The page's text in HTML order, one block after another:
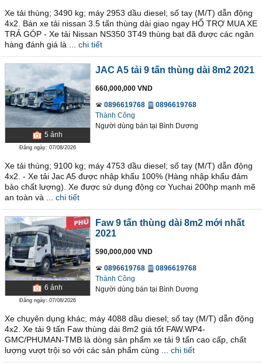
Xe tải thùng; 3490 kg; máy 2953 dầu diesel; số tay (M/T) dẫn động
4x2. Bán xe tải nissan 3.5 tấn thùng dài giao ngay HỔ TRỢ MUA XE
TRẢ GÓP - Xe tải Nissan NS350 3T49 thùng bạt đã được các ngân
hàng đánh giá là ...
chi tiết
5 ảnh
Đăng ngày: 07/08/2026
JAC A5 tải 9 tấn thùng dài 8m2 2021
660,000,000 VND
0896619768
0896619768
Thành Công
Người dùng bán tại Bình Dương
Xe tải thùng; 9100 kg; máy 4753 dầu diesel; số tay (M/T) dẫn động
4x2. - Xe tải Jac A5 được nhập khẩu 100% (Hàng nhập khẩu đảm
bảo chất lượng). Xe được sử dụng động cơ Yuchai 200hp mạnh mẽ
an toàn và ...
chi tiết
6 ảnh
Đăng ngày: 07/08/2026
Faw 9 tấn thùng dài 8m2 mới nhất
2021
590,000,000 VND
0896619768
0896619768
Thành Công
Người dùng bán tại Bình Dương
Xe chuyên dụng khác; máy 4088 dầu diesel; số tay (M/T) dẫn động
4x2. Xe tải 9 tấn Faw thùng dài 8m2 giá tốt FAW.WP4-
GMC/PHUMAN-TMB là dòng sản phẩm xe tải 9 tấn cao cấp, chất
lượng vượt trội so với các sản phẩm cùng ...
chi tiết